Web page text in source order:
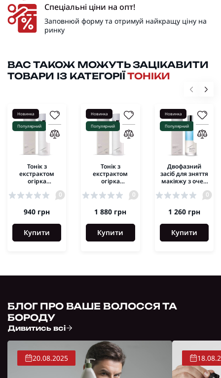
Спеціальні ціни на опт!
Заповнюй форму та отримуй найкращу ціну на
ринку
ВАС ТАКОЖ МОЖУТЬ ЗАЦІКАВИТИ
ТОВАРИ ІЗ КАТЕГОРІЇТОНІКИ
Новинка
Популярний
Тонік з
екстрактом
огірка
Cucumber Toner
Dr. Spiller 100 мл0
940 грн
Купити
Новинка
Популярний
Тонік з
екстрактом
огірка
Cucumber Toner
Dr. Spiller 200 мл0
1 880 грн
Купити
Новинка
Популярний
Двофазний
засіб для зняття
макіяжу з очей
Make-up
0
1 260 грн
Купити
БЛОГ ПРО ВАШЕ ВОЛОССЯ ТА
БОРОДУ
Дивитись всі
20.08.2025